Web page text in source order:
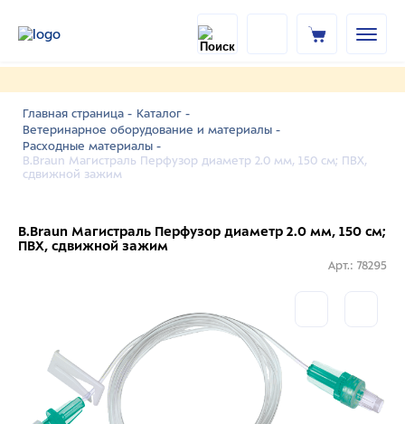
Главная страница - Каталог -
Ветеринарное оборудование и материалы -
Расходные материалы -
B.Braun Магистраль Перфузор диаметр 2.0 мм, 150 см; ПВХ,
сдвижной зажим
B.Braun Магистраль Перфузор диаметр 2.0 мм, 150 см;
ПВХ, сдвижной зажим
Арт.: 78295